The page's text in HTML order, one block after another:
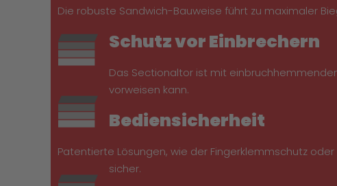
Die robuste Sandwich-Bauweise führt zu maximaler
Schutz vor Einbrechern
Das Sectionaltor ist mit
vorweisen kann.
Bediensicherheit
Patentierte Lösungen, wie der Fingerklemmschutz
sicher.